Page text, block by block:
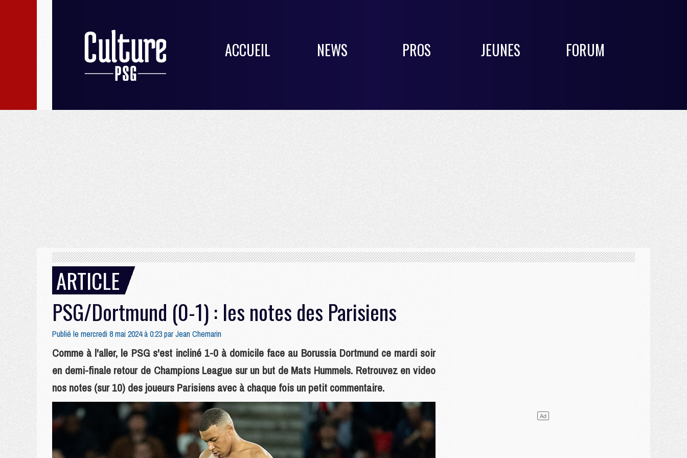
ACCUEIL NEWS PROS JEUNES FORUM
ARTICLE
PSG/Dortmund (0-1) : les notes des Parisiens
Publié le mercredi 8 mai 2024 à 0:23 parJean Chemarin
Comme à l'aller, le PSG s'est incliné 1-0 à domicile face au Borussia Dortmund ce mardi soir
en demi-finale retour de Champions League sur un but de Mats Hummels. Retrouvez en video
nos notes (sur 10) des joueurs Parisiens avec à chaque fois un petit commentaire.